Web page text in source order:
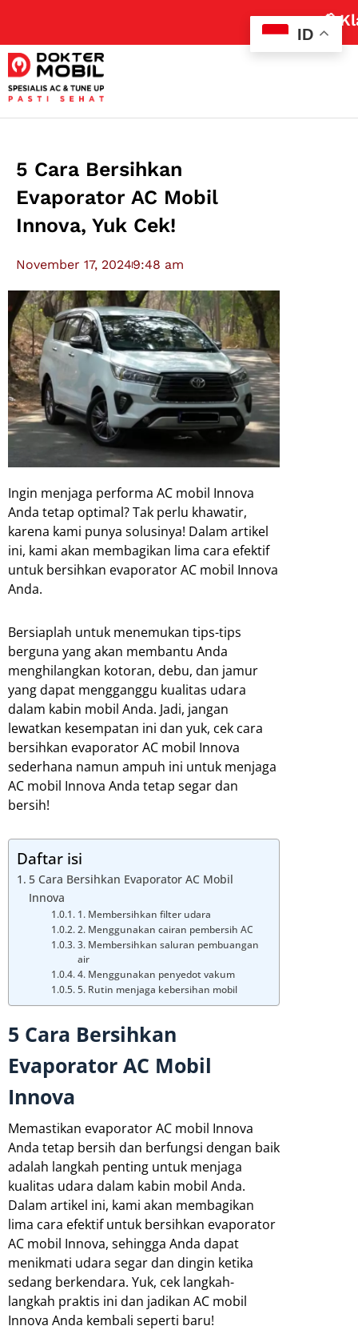
📢
5 Cara Bersihkan
Evaporator AC Mobil
Innova, Yuk Cek!
November 17, 20249:48 am
Ingin menjaga performa AC mobil Innova
Anda tetap optimal? Tak perlu khawatir,
karena kami punya solusinya! Dalam artikel
ini, kami akan membagikan lima cara efektif
untuk bersihkan evaporator AC mobil Innova
Anda.
Bersiaplah untuk menemukan tips-tips
berguna yang akan membantu Anda
menghilangkan kotoran, debu, dan jamur
yang dapat mengganggu kualitas udara
dalam kabin mobil Anda. Jadi, jangan
lewatkan kesempatan ini dan yuk, cek cara
bersihkan evaporator AC mobil Innova
sederhana namun ampuh ini untuk menjaga
AC mobil Innova Anda tetap segar dan
bersih!
Daftar isi
5 Cara Bersihkan Evaporator AC Mobil
Innova
1. Membersihkan filter udara
2. Menggunakan cairan pembersih AC
3. Membersihkan saluran pembuangan
air
4. Menggunakan penyedot vakum
5. Rutin menjaga kebersihan mobil
5 Cara Bersihkan
Evaporator AC Mobil
Innova
Memastikan evaporator AC mobil Innova
Anda tetap bersih dan berfungsi dengan baik
adalah langkah penting untuk menjaga
kualitas udara dalam kabin mobil Anda.
Dalam artikel ini, kami akan membagikan
lima cara efektif untuk bersihkan evaporator
AC mobil Innova, sehingga Anda dapat
menikmati udara segar dan dingin ketika
sedang berkendara. Yuk, cek langkah-
langkah praktis ini dan jadikan AC mobil
Innova Anda kembali seperti baru!
ID